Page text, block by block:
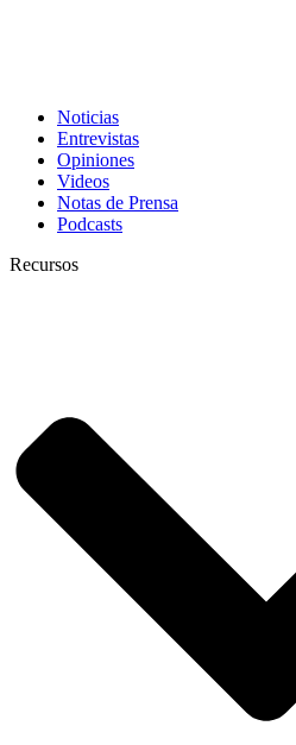
Noticias
Entrevistas
Opiniones
Videos
Notas de Prensa
Podcasts
Recursos